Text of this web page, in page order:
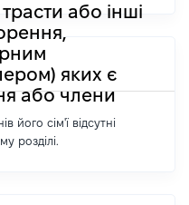
або інші
яких є
або члени
його сім'ї відсутні
розділі.